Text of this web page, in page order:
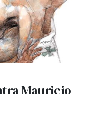
Mauricio